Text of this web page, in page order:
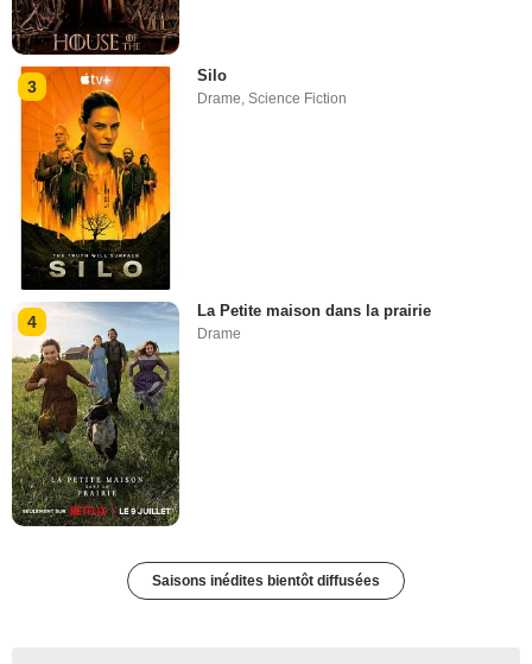
3
Silo
Drame,Science Fiction
4
La Petite maison dans la prairie
Drame
Saisons inédites bientôt diffusées